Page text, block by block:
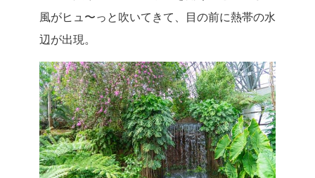
風がヒュ〜っと吹いてきて、目の前に熱帯の水
辺が出現。